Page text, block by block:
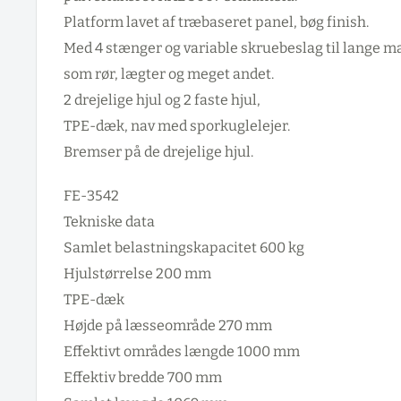
Platform lavet af træbaseret panel, bøg finish.
Med 4 stænger og variable skruebeslag til lange
som rør, lægter og meget andet.
2 drejelige hjul og 2 faste hjul,
TPE-dæk, nav med sporkuglelejer.
Bremser på de drejelige hjul.
FE-3542
Tekniske data
Samlet belastningskapacitet 600 kg
Hjulstørrelse 200 mm
TPE-dæk
Højde på læsseområde 270 mm
Effektivt områdes længde 1000 mm
Effektiv bredde 700 mm